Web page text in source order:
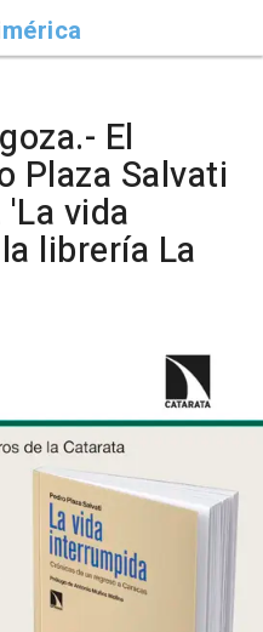
mérica
El
Plaza Salvati
vida
librería La